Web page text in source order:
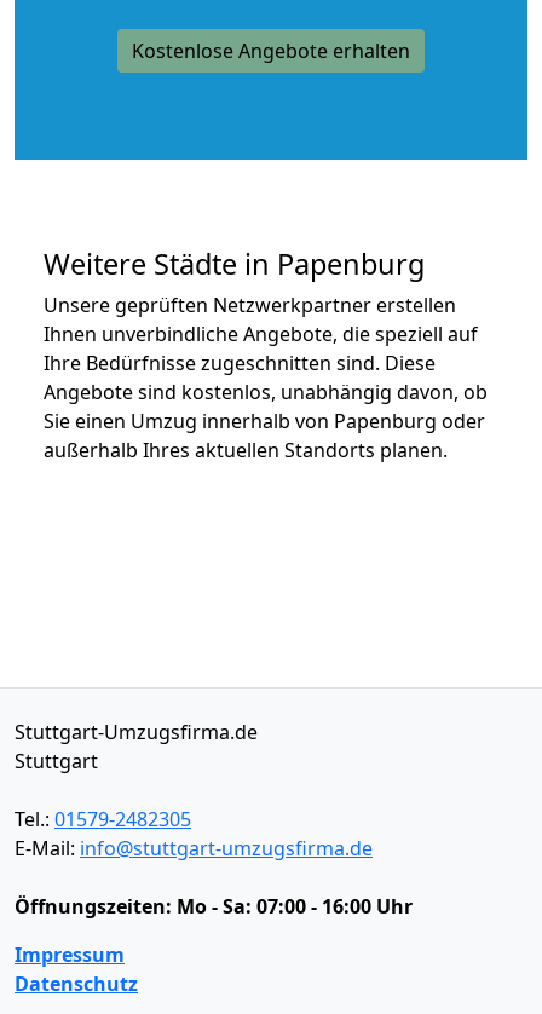
Kostenlose Angebote erhalten
Weitere Städte in Papenburg
Unsere geprüften Netzwerkpartner erstellen
Ihnen unverbindliche Angebote, die speziell auf
Ihre Bedürfnisse zugeschnitten sind. Diese
Angebote sind kostenlos, unabhängig davon, ob
Sie einen Umzug innerhalb von Papenburg oder
außerhalb Ihres aktuellen Standorts planen.
Stuttgart-Umzugsfirma.de
Stuttgart
Tel.: 01579-2482305
E-Mail: info@stuttgart-umzugsfirma.de
Öffnungszeiten: Mo - Sa: 07:00 - 16:00 Uhr
Impressum
Datenschutz